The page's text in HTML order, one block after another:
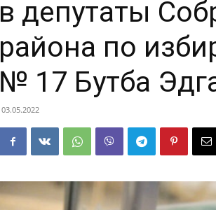
в депутаты
района по
№ 17 Бутба
03.05.2022